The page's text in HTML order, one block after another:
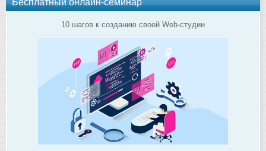
10 шагов к созданию своей Web-студии